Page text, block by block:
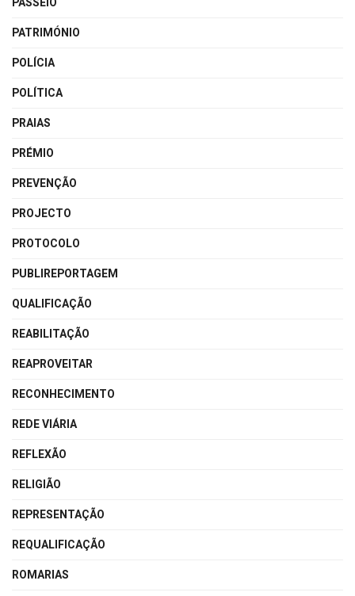
PATRIMÓNIO
POLÍCIA
POLÍTICA
PRAIAS
PRÉMIO
PREVENÇÃO
PROJECTO
PROTOCOLO
PUBLIREPORTAGEM
QUALIFICAÇÃO
REABILITAÇÃO
REAPROVEITAR
RECONHECIMENTO
REDE VIÁRIA
REFLEXÃO
RELIGIÃO
REPRESENTAÇÃO
REQUALIFICAÇÃO
ROMARIAS